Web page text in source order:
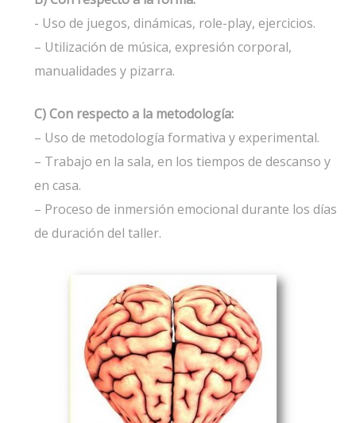
- Uso de juegos, dinámicas, role-play, ejercicios.
– Utilización de música, expresión corporal,
manualidades y pizarra.
C) Con respecto a la metodología:
– Uso de metodología formativa y experimental.
– Trabajo en la sala, en los tiempos de descanso y
en casa.
– Proceso de inmersión emocional durante los días
de duración del taller.